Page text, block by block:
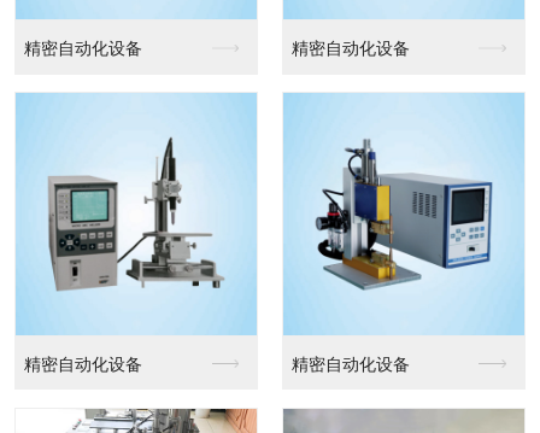
精密自动化设备 精密自动化设备
精密自动化设备 精密自动化设备